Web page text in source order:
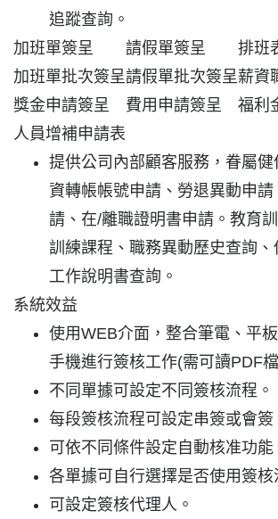
追蹤查詢。
加班單簽呈
請假單簽呈 排班
加班單批次簽呈請假單批次簽呈薪資
獎金申請簽呈
費用申請簽呈 福利
人員增補申請表
提供公司內部顧客服務，眷屬
資轉帳帳號申請、勞退異動申請
請、在/離職證明書申請。教育
訓練課程、職務異動歷史查詢、
工作說明書查詢。
系統效益
使用WEB介面，整合筆電、平
手機進行簽核工作(需可讀PDF檔
不同單據可設定不同簽核流程。
每段簽核流程可設定串簽或會簽
可依不同條件設定自動核准功能
各單據可自行選擇是否使用簽核
可設定簽核代理人。